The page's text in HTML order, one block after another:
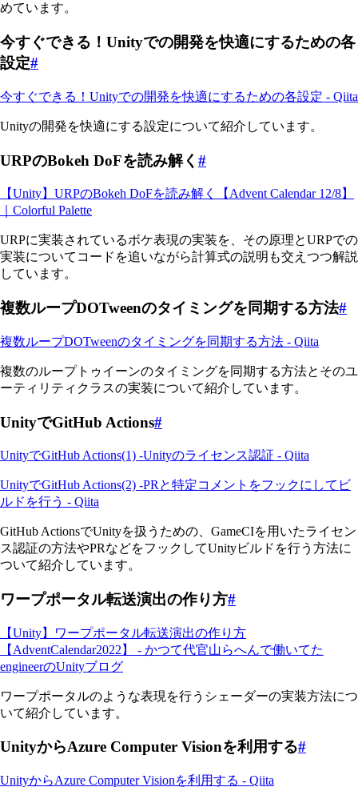
めています。
今すぐできる！Unityでの開発を快適にするための各
設定#
今すぐできる！Unityでの開発を快適にするための各設定 - Qiita
Unityの開発を快適にする設定について紹介しています。
URPのBokeh DoFを読み解く #
【Unity】URPのBokeh DoFを読み解く【Advent Calendar 12/8】
｜Colorful Palette
URPに実装されているボケ表現の実装を、その原理とURPでの
実装についてコードを追いながら計算式の説明も交えつつ解説
しています。
複数ループDOTweenのタイミングを同期する方法#
複数ループDOTweenのタイミングを同期する方法 - Qiita
複数のループトゥイーンのタイミングを同期する方法とそのユ
ーティリティクラスの実装について紹介しています。
UnityでGitHub Actions#
UnityでGitHub Actions(1) -Unityのライセンス認証 - Qiita
UnityでGitHub Actions(2) -PRと特定コメントをフックにしてビ
ルドを行う - Qiita
GitHub ActionsでUnityを扱うための、GameCIを用いたライセン
ス認証の方法やPRなどをフックしてUnityビルドを行う方法に
ついて紹介しています。
ワープポータル転送演出の作り方#
【Unity】ワープポータル転送演出の作り方
【AdventCalendar2022】 - かつて代官山らへんで働いてた
engineerのUnityブログ
ワープポータルのような表現を行うシェーダーの実装方法につ
いて紹介しています。
UnityからAzure Computer Visionを利用する#
UnityからAzure Computer Visionを利用する - Qiita